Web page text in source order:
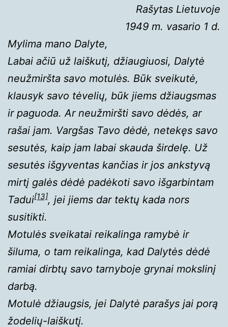
Rašytas Lietuvoje
1949 m. vasario 1 d.
Mylima mano Dalyte,
Labai ačiū už laiškutį, džiaugiuosi, Dalytė
neužmiršta savo motulės. Būk sveikutė,
klausyk savo tėvelių, būk jiems džiaugsmas
ir paguoda. Ar neužmiršti savo dėdės, ar
rašai jam. Vargšas Tavo dėdė, netekęs savo
sesutės, kaip jam labai skauda širdelę. Už
sesutės išgyventas kančias ir jos ankstyvą
mirtį galės dėdė padėkoti savo išgarbintam
Tadui[13], jei jiems dar tektų kada nors
susitikti.
Motulės sveikatai reikalinga ramybė ir
šiluma, o tam reikalinga, kad Dalytės dėdė
ramiai dirbtų savo tarnyboje grynai mokslinį
darbą.
Motulė džiaugsis, jei Dalytė parašys jai porą
žodelių-laiškutį.